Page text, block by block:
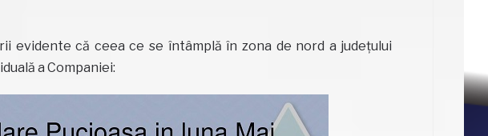
evidente că ceea ce se întâmplă în zona de nord a județului
a Companiei: